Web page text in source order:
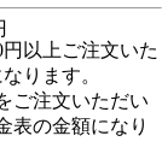
以上ご注文いた
ります。
ご注文いただい
表の金額になり